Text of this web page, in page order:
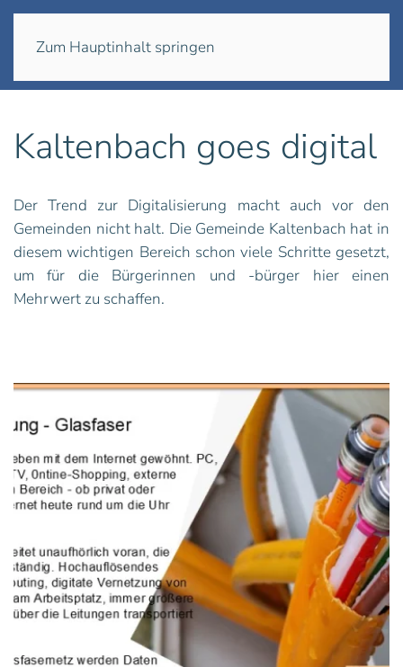
Zum Hauptinhalt springen
Kaltenbach goes digital
Der Trend zur Digitalisierung macht auch vor den
Gemeinden nicht halt. Die Gemeinde Kaltenbach hat in
diesem wichtigen Bereich schon viele Schritte gesetzt,
um für die Bürgerinnen und -bürger hier einen
Mehrwert zu schaffen.